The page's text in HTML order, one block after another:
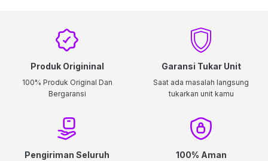
Produk Origininal
100% Produk Original Dan
Bergaransi
Garansi Tukar Unit
Saat ada masalah langsung
tukarkan unit kamu
Pengiriman Seluruh
100% Aman